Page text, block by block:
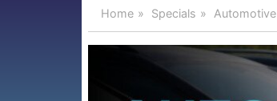
Home Specials Automotive